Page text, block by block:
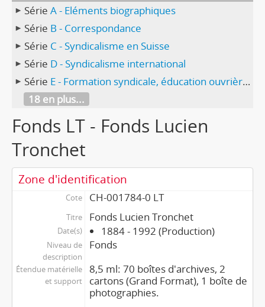
Série A - Eléments biographiques
Série B - Correspondance
Série C - Syndicalisme en Suisse
Série D - Syndicalisme international
Série E - Formation syndicale, éducation ouvrière, loisirs
18 en plus...
Fonds LT - Fonds Lucien
Tronchet
Zone d'identification
Cote CH-001784-0 LT
Titre Fonds Lucien Tronchet
Date(s) 1884 - 1992 (Production)
Niveau de
description
Fonds
Étendue matérielle
et support
8,5 ml: 70 boîtes d'archives, 2
cartons (Grand Format), 1 boîte de
photographies.